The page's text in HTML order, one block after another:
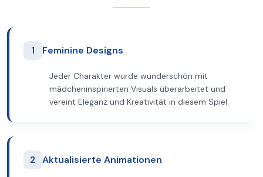
1 Feminine Designs
Jeder Charakter wurde wunderschön mit
mädcheninspirierten Visuals überarbeitet und
vereint Eleganz und Kreativität in diesem Spiel.
2 Aktualisierte Animationen